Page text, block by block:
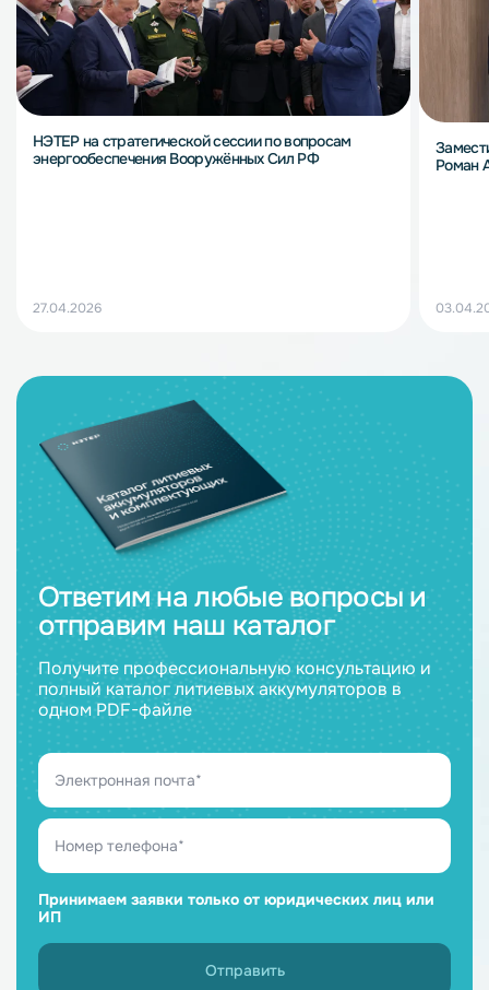
НЭТЕР на стратегической сессии по вопросам
энергообеспечения Вооружённых Сил РФ
27.04.2026
Роман
Ответим на любые вопросы и
отправим наш каталог
Получите профессиональную консультацию и
полный каталог литиевых аккумуляторов в
одном PDF-файле
Принимаем заявки только от юридических лиц или
ИП